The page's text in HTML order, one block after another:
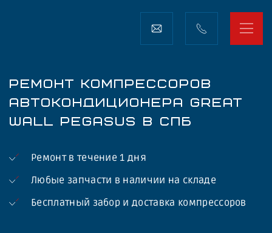
РЕМОНТ КОМПРЕССОРОВ
АВТОКОНДИЦИОНЕРА GREAT
WALL PEGASUS В СПБ
Ремонт в течение 1 дня
Любые запчасти в наличии на складе
Бесплатный забор и доставка компрессоров